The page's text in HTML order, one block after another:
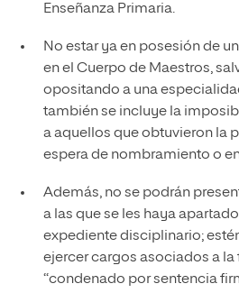
Enseñanza Primaria.
No estar ya en posesión de
en el Cuerpo de Maestros,
opositando a una
también se incluye la
a aquellos que obtuvieron la
espera de nombramiento o
Además, no se podrán
a las que se les haya
expediente disciplinario;
ejercer cargos asociados a
“condenado por sentencia